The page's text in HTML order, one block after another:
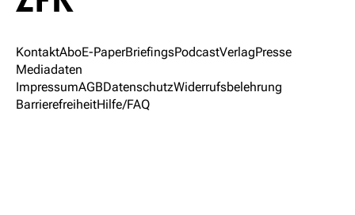
KontaktAboE-PaperBriefingsPodcastVerlagPresse
Mediadaten
ImpressumAGBDatenschutzWiderrufsbelehrung
BarrierefreiheitHilfe/FAQ